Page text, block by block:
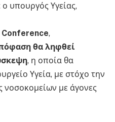
υπουργός Υγείας,
Conference,
θα ληφθεί
, η οποία θα
Υγεία, με στόχο την
με άγονες